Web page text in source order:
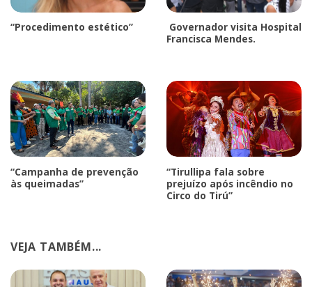
“Procedimento estético”
Governador visita Hospital
Francisca Mendes.
“Campanha de prevenção
às queimadas”
“Tirullipa fala sobre
prejuízo após incêndio no
Circo do Tirú”
VEJA TAMBÉM...